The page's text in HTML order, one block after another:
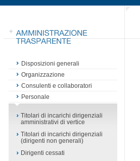
Disposizioni generali
Organizzazione
Consulenti e collaboratori
Personale
Titolari di incarichi dirigenziali
amministrativi di vertice
Titolari di incarichi dirigenziali
(dirigenti non generali)
Dirigenti cessati